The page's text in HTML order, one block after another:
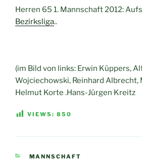
Herren 65 1. Mannschaft 2012:
Bezirksliga..
(im Bild von links: Erwin Küppers,
Wojciechowski, Reinhard Albrecht,
Helmut Korte .Hans-Jürgen Kreitz
VIEWS: 850
KATEGORIEN
MANNSCHAFT